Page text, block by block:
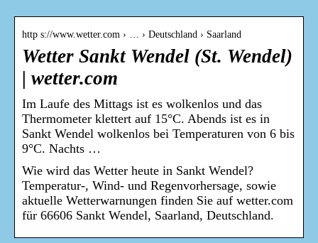
http s://www.wetter.com › … › Deutschland › Saarland
Wetter Sankt Wendel (St. Wendel)
| wetter.com
Im Laufe des Mittags ist es wolkenlos und das
Thermometer klettert auf 15°C. Abends ist es in
Sankt Wendel wolkenlos bei Temperaturen von 6 bis
9°C. Nachts …
Wie wird das Wetter heute in Sankt Wendel?
Temperatur-, Wind- und Regenvorhersage, sowie
aktuelle Wetterwarnungen finden Sie auf wetter.com
für 66606 Sankt Wendel, Saarland, Deutschland.